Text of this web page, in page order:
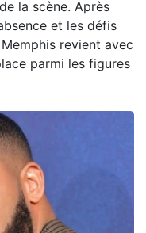
la scène. Après
et les défis
revient avec
parmi les figures